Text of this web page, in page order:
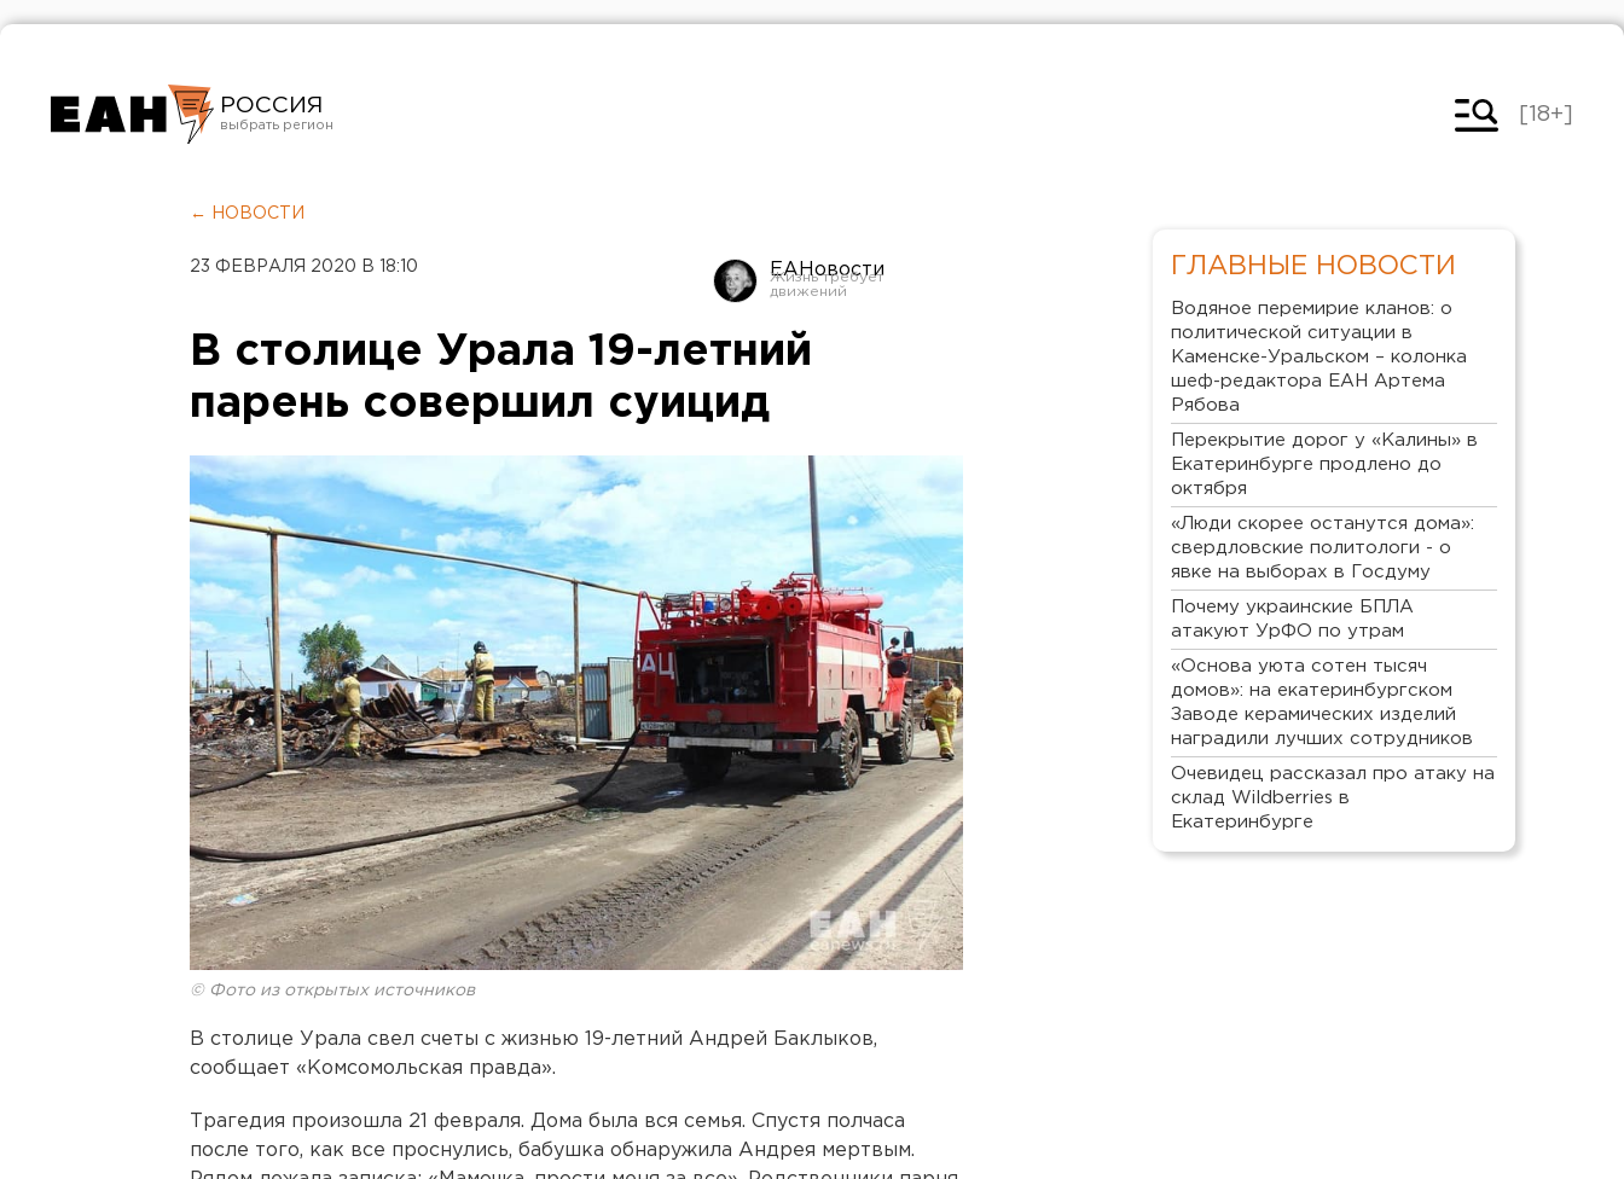
РОССИЯ
Челябинск
[18+]
← НОВОСТИ
23 ФЕВРАЛЯ 2020 В 18:10 ЕАНовости
В столице Урала 19-летний
парень совершил суицид
© Фото из открытых источников
В столице Урала свел счеты с жизнью 19-летний Андрей Баклыков,
сообщает «Комсомольская правда».
Трагедия произошла 21 февраля. Дома была вся семья. Спустя полчаса
после того, как все проснулись, бабушка обнаружила Андрея мертвым.
ГЛАВНЫЕ НОВОСТИ
Водяное перемирие кланов: о
политической ситуации в
Каменске-Уральском – колонка
шеф-редактора ЕАН Артема
Рябова
Перекрытие дорог у «Калины» в
Екатеринбурге продлено до
октября
«Люди скорее останутся дома»:
свердловские политологи - о
явке на выборах в Госдуму
Почему украинские БПЛА
атакуют УрФО по утрам
«Основа уюта сотен тысяч
домов»: на екатеринбургском
Заводе керамических изделий
наградили лучших сотрудников
Очевидец рассказал про атаку на
склад Wildberries в
Екатеринбурге